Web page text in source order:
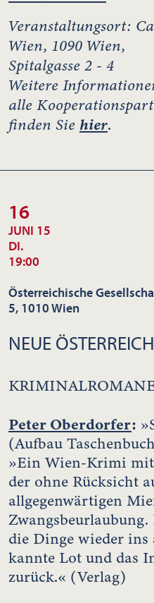
Veranstaltungsort:
Wien, 1090 Wien,
Spitalgasse 2 - 4
Weitere
alle
finden Sie hier.
16
JUNI 15
DI.
19:00
Österreichische
5, 1010 Wien
NEUE
Peter Oberdorfer:
(Aufbau
»Ein Wien-Krimi
der ohne Rücksicht
allgegenwärtigen
die Dinge wieder ins
kannte Lot und das
zurück.« (Verlag)